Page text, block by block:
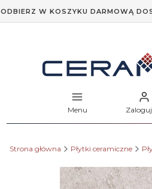
ODBIERZ W KOSZYKU DARMOWĄ
Menu
Strona główna Płytki ceramiczne